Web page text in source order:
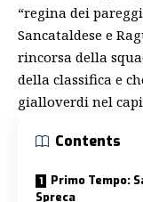
“regina dei
Sancataldese e
rincorsa della
della classifica e
gialloverdi nel
Contents
Primo Tempo:
Spreca